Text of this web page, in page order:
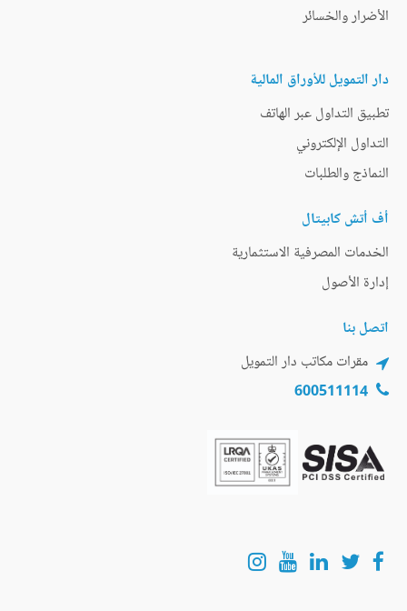
الأضرار والخسائر
دار التمويل للأوراق المالية
تطبيق التداول عبر الهاتف
التداول الإلكتروني
النماذج والطلبات
أف أتش كابيتال
الخدمات المصرفية الاستثمارية
إدارة الأصول
اتصل بنا
مقرات مكاتب دار التمويل
600511114